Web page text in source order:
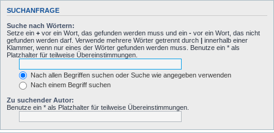
SUCHANFRAGE
Suche nach Wörtern:
Setze ein + vor ein Wort, das gefunden werden muss und ein - vor ein Wort, das nicht
gefunden werden darf. Verwende mehrere Wörter getrennt durch | innerhalb einer
Klammer, wenn nur eines der Wörter gefunden werden muss. Benutze ein * als
Platzhalter für teilweise Übereinstimmungen.
Nach allen Begriffen suchen oder Suche wie angegeben verwenden
Nach einem Begriff suchen
Zu suchender Autor:
Benutze ein * als Platzhalter für teilweise Übereinstimmungen.